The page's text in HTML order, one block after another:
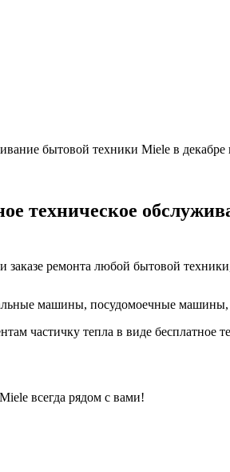
бытовой техники Miele в декабре
техническое
ремонта любой бытовой
машины, посудомоечные машины,
частичку тепла в виде бесплатное
всегда рядом с вами!